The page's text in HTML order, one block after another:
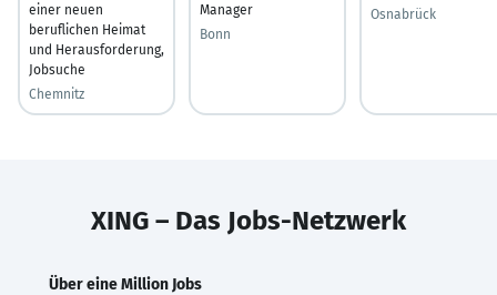
einer neuen
beruflichen Heimat
und Herausforderung,
Jobsuche
Chemnitz
Manager
Bonn
Osnabrück
XING – Das Jobs-Netzwerk
Über eine Million Jobs